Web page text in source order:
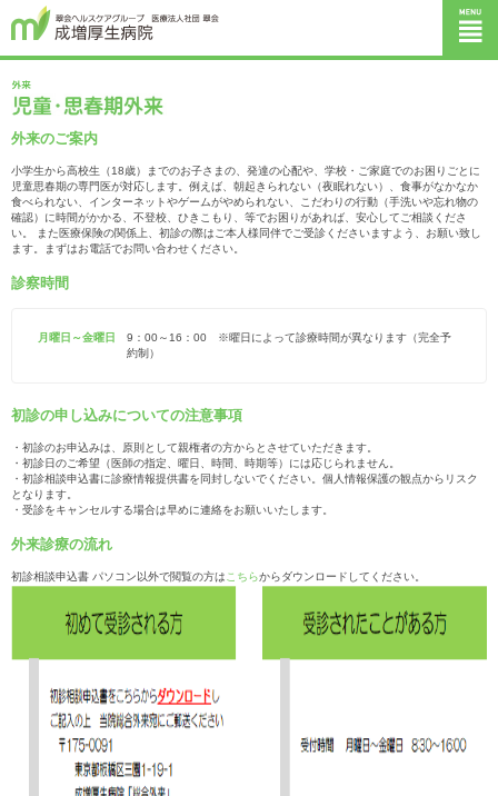
外来のご案内
小学生から高校生（18歳）までのお子さまの、発達の心配や、学校・ご家庭でのお困りごとに
児童思春期の専門医が対応します。例えば、朝起きられない（夜眠れない）、食事がなかなか
食べられない、インターネットやゲームがやめられない、こだわりの行動（手洗いや忘れ物の
確認）に時間がかかる、不登校、ひきこもり、等でお困りがあれば、安心してご相談くださ
い。 また医療保険の関係上、初診の際はご本人様同伴でご受診くださいますよう、お願い致し
ます。まずはお電話でお問い合わせください。
診察時間
月曜日～金曜日
9：00～16：00 ※曜日によって診療時間が異なります（完全予
約制）
初診の申し込みについての注意事項
・初診のお申込みは、原則として親権者の方からとさせていただきます。
・初診日のご希望（医師の指定、曜日、時間、時期等）には応じられません。
・初診相談申込書に診療情報提供書を同封しないでください。個人情報保護の観点からリスク
となります。
・受診をキャンセルする場合は早めに連絡をお願いいたします。
外来診療の流れ
初診相談申込書 パソコン以外で閲覧の方は こちらからダウンロードしてください。